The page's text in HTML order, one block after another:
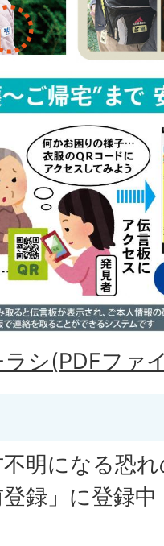
シ(PDFファ
明になる恐
登録」に登録